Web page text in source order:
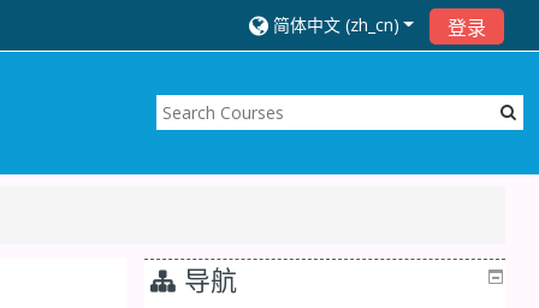
简体中文 ‎(zh_cn)‎ 登录
导航